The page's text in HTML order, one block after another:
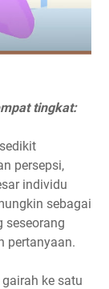
tingkat:
persepsi,
individu
sebagai
seseorang
pertanyaan.
ke satu